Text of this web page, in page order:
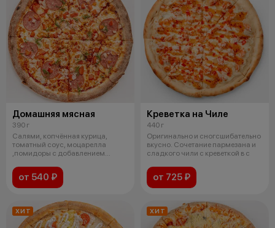
Домашняя мясная
390 г
Салями, копчённая курица,
томатный соус, моцарелла
,помидоры с добавлением
от 540 ₽
Креветка на Чиле
440 г
Оригинально и сногсшибательно
вкусно. Сочетание пармезана и
сладкого чили с креветкой в с
от 725 ₽
ХИТ ХИТ